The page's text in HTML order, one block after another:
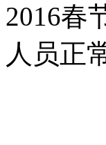
2016春
人员正